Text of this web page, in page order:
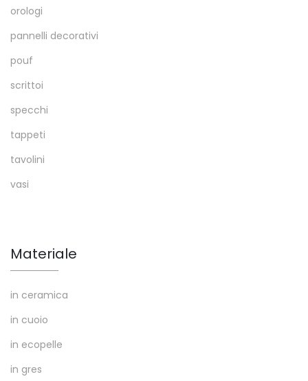
orologi
pannelli decorativi
pouf
scrittoi
specchi
tappeti
tavolini
vasi
Materiale
in ceramica
in cuoio
in ecopelle
in gres